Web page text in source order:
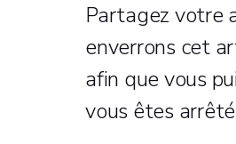
Partagez votre
enverrons cet
afin que vous
vous êtes